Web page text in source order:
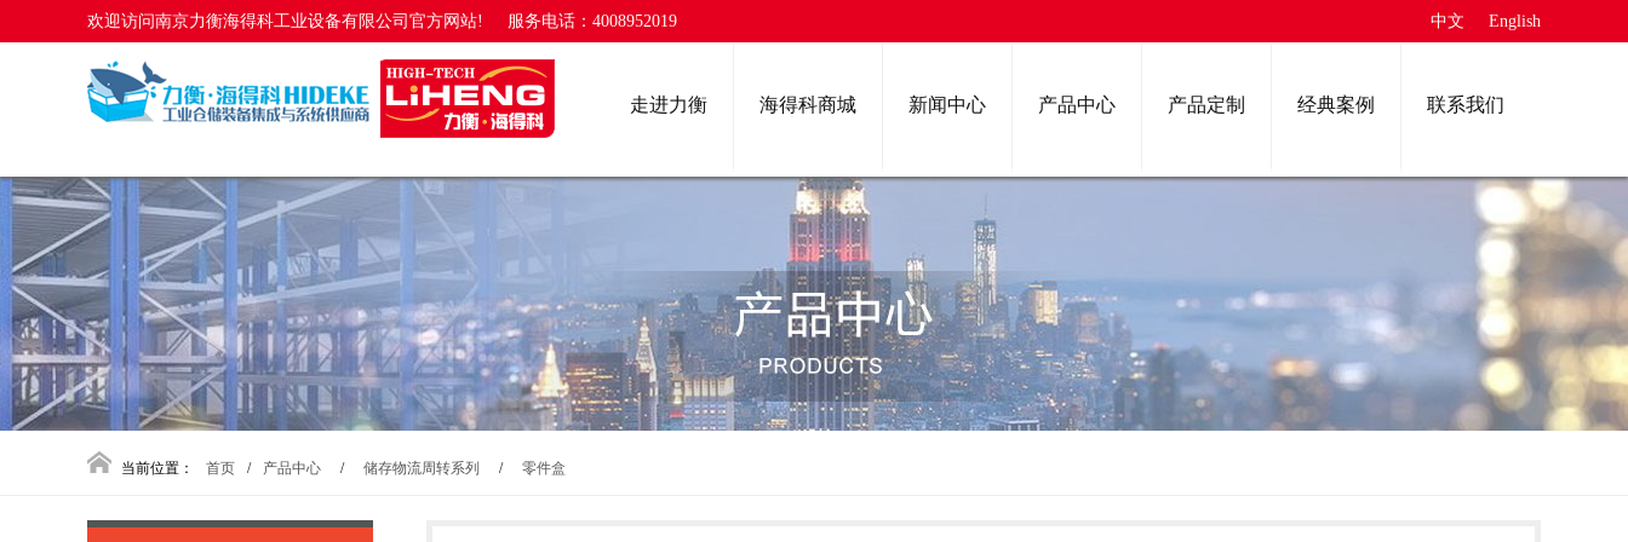
欢迎访问南京力衡海得科工业设备有限公司官方网站! 服务电话：4008952019 中文 English
走进力衡 海得科商城 新闻中心 产品中心 产品定制 经典案例 联系我们
当前位置： 首页 / 产品中心 / 储存物流周转系列 / 零件盒